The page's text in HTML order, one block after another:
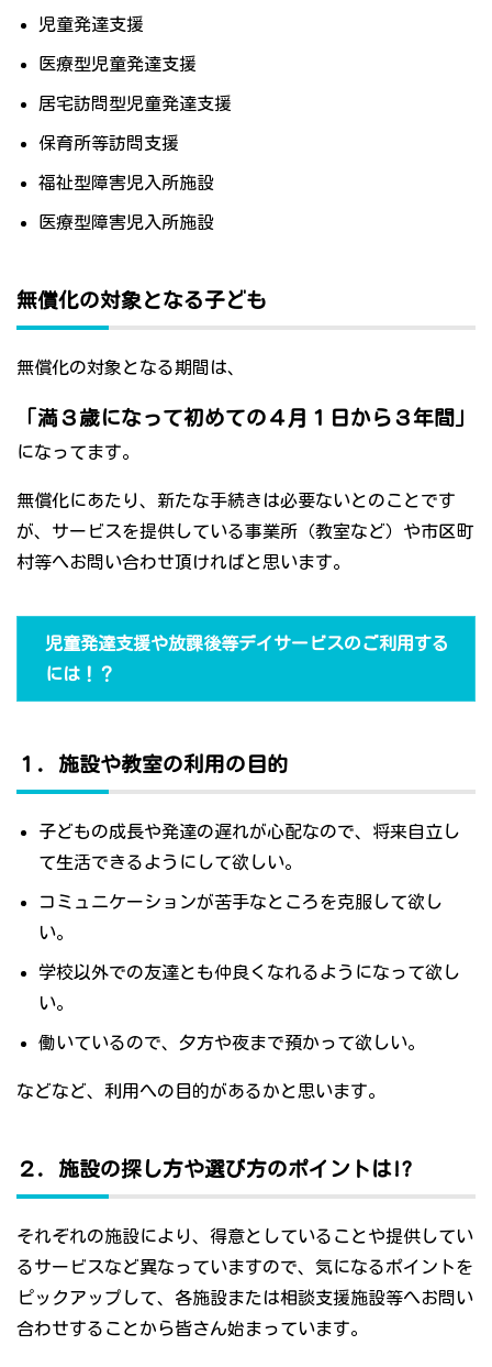
児童発達支援
医療型児童発達支援
居宅訪問型児童発達支援
保育所等訪問支援
福祉型障害児入所施設
医療型障害児入所施設
無償化の対象となる子ども
無償化の対象となる期間は、
「満３歳になって初めての４月１日から３年間」
になってます。
無償化にあたり、新たな手続きは必要ないとのことです
が、サービスを提供している事業所（教室など）や市区町
村等へお問い合わせ頂ければと思います。
児童発達支援や放課後等デイサービスのご利用する
には！？
１．施設や教室の利用の目的
子どもの成長や発達の遅れが心配なので、将来自立し
て生活できるようにして欲しい。
コミュニケーションが苦手なところを克服して欲し
い。
学校以外での友達とも仲良くなれるようになって欲し
い。
働いているので、夕方や夜まで預かって欲しい。
などなど、利用への目的があるかと思います。
２．施設の探し方や選び方のポイントは!?
それぞれの施設により、得意としていることや提供してい
るサービスなど異なっていますので、気になるポイントを
ピックアップして、各施設または相談支援施設等へお問い
合わせすることから皆さん始まっています。